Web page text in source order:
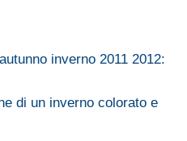
inverno 2011 2012:
di un inverno colorato e